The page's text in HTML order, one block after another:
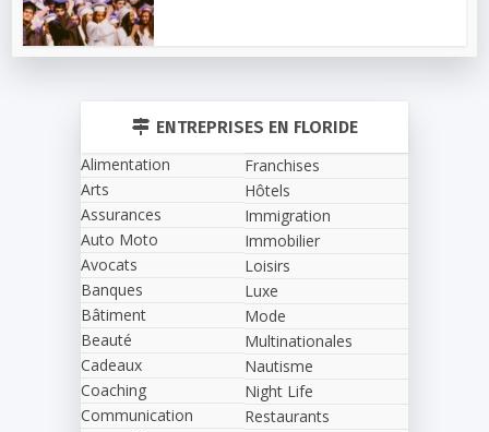
ENTREPRISES EN FLORIDE
Alimentation
Arts
Assurances
Auto Moto
Avocats
Banques
Bâtiment
Beauté
Cadeaux
Coaching
Communication
Franchises
Hôtels
Immigration
Immobilier
Loisirs
Luxe
Mode
Multinationales
Nautisme
Night Life
Restaurants